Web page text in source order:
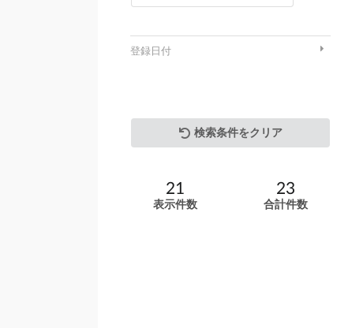
登録日付
検索条件をクリア
21
表示件数
23
合計件数